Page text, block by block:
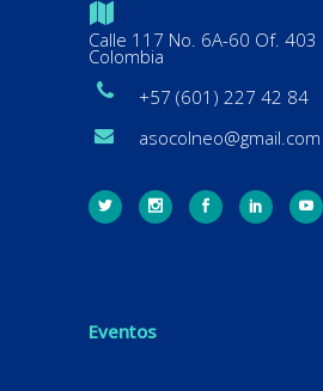
Calle 117 No. 6A-60 Of. 403
Colombia
+57 (601) 227 42 84
asocolneo@gmail.com
Eventos